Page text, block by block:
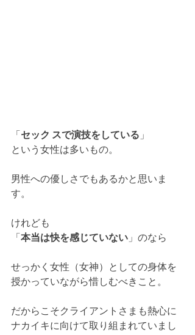
「 セック スで演技をしている 」
という女性は多いもの。
男性への優しさでもあるかと思いま
す。
けれども
「 本当は快を感じていない 」のなら
せっかく女性（女神）としての身体を
授かっていながら惜しむべきこと。
だからこそクライアントさまも熱心に
ナカイキに向けて取り組まれていまし